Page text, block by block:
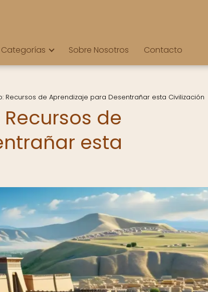
Categorías Sobre Nosotros Contacto
Recursos de Aprendizaje para Desentrañar esta Civilización
de
esta